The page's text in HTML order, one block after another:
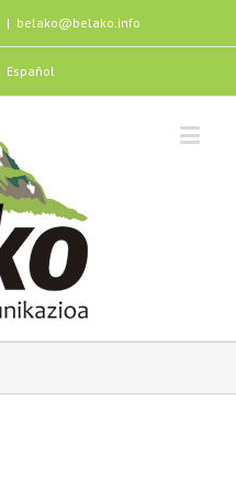
| belako@belako.info
Español